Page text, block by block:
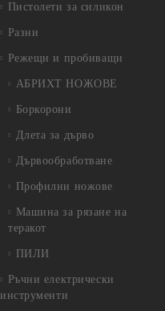
Пистолети за силикон
Разни
Режещи и пробиващи
АБРИХТ НОЖОВЕ
Боркорони
Длета за дърво
Дървообработване
Профилни ножове
Машина за рязане на
теракот
ПИЛИ
Ръчни електрически
инструменти